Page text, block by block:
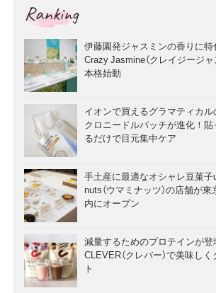
Ranking
伊藤園発ジャスミンの香りに特
Crazy Jasmine（クレイジージャ
本格始動
イオンで買えるグラマティカル
クロニードルパッチが進化！貼
るだけで目元集中ケア
手土産に最適なオシャレ豆菓子
nuts（ウマミナッツ）の店舗が
内にオープン
減量するためのプロテインが登
CLEVER（クレバー）で美味し
ト